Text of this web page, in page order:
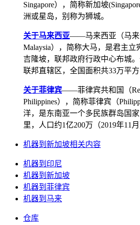
Singapore），简称新加坡
洲或星岛，别称为狮城。
关于马来西亚——马来西亚（马来
Malaysia），简称大马，是君主
吉隆坡，联邦政府行政中心布城
联邦直辖区，全国面积共33万平方
关于菲律宾——菲律宾共和国（
Philippines），简称菲律宾（
洋，是东南亚一个多民族群岛国
里，人口约1亿200万（2019年11月
机器到新加坡相关内容
机器到印尼
机器到新加坡
机器到菲律宾
机器到马来
仓库